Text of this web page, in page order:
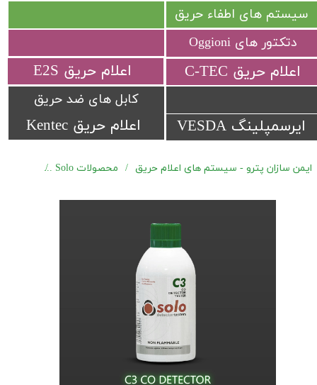
اعلام حریق Kentec
​اعلام حریق C-TEC​​​​​​​ ​اعلام حریق E2S
ایرسمپلینگ VESDA
سیستم های اطفاء حریق
کابل های ضد حریق
دتکتور های Oggioni
ایمن سازان پترو - سیستم های اعلام حریق محصولات Solo